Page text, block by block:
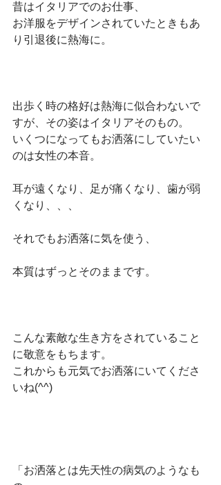
昔はイタリアでのお仕事、
お洋服をデザインされていたときもあ
り引退後に熱海に。
出歩く時の格好は熱海に似合わないで
すが、その姿はイタリアそのもの。
いくつになってもお洒落にしていたい
のは女性の本音。
耳が遠くなり、足が痛くなり、歯が弱
くなり、、、
それでもお洒落に気を使う、
本質はずっとそのままです。
こんな素敵な生き方をされていること
に敬意をもちます。
これからも元気でお洒落にいてくださ
いね(^^)
「お洒落とは先天性の病気のようなも